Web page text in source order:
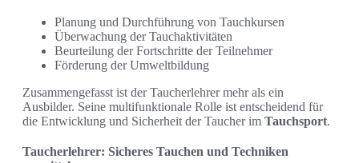
Planung und Durchführung von Tauchkursen
Überwachung der Tauchaktivitäten
Beurteilung der Fortschritte der Teilnehmer
Förderung der Umweltbildung
Zusammengefasst ist der Taucherlehrer mehr als ein
Ausbilder. Seine multifunktionale Rolle ist entscheidend für
die Entwicklung und Sicherheit der Taucher im Tauchsport.
Taucherlehrer: Sicheres Tauchen und Techniken